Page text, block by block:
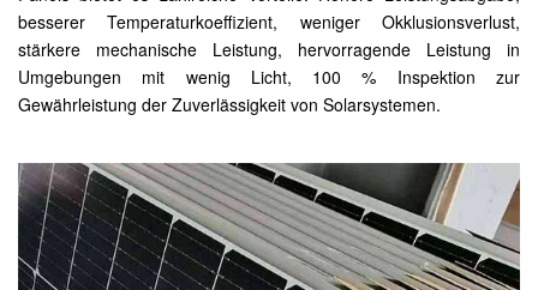
besserer Temperaturkoeffizient, weniger Okklusionsverlust,
stärkere mechanische Leistung, hervorragende Leistung in
Umgebungen mit wenig Licht, 100 % Inspektion zur
Gewährleistung der Zuverlässigkeit von Solarsystemen.